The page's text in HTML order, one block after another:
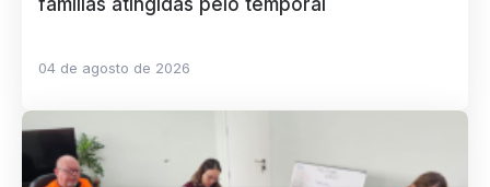
famílias atingidas pelo temporal
04 de agosto de 2026